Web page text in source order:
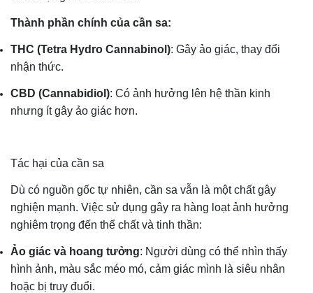
Thành phần chính của cần sa:
THC (Tetra Hydro Cannabinol): Gây ảo giác, thay đổi
nhận thức.
CBD (Cannabidiol): Có ảnh hưởng lên hệ thần kinh
nhưng ít gây ảo giác hơn.
Tác hại của cần sa
Dù có nguồn gốc tự nhiên, cần sa vẫn là một chất gây
nghiện mạnh. Việc sử dụng gây ra hàng loạt ảnh hưởng
nghiêm trọng đến thể chất và tinh thần:
Ảo giác và hoang tưởng: Người dùng có thể nhìn thấy
hình ảnh, màu sắc méo mó, cảm giác mình là siêu nhân
hoặc bị truy đuổi.